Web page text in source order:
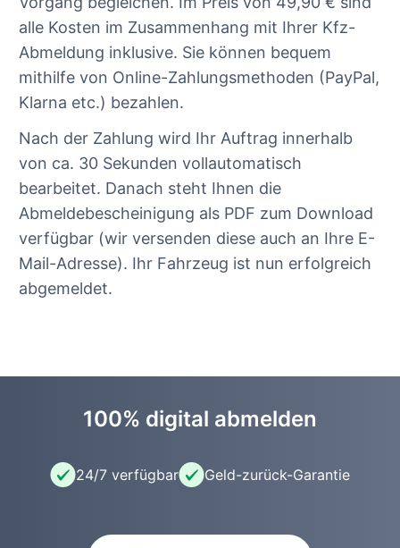
alle Kosten im Zusammenhang mit Ihrer Kfz-
Abmeldung inklusive. Sie können bequem
mithilfe von Online-Zahlungsmethoden (PayPal,
Klarna etc.) bezahlen.
Nach der Zahlung wird Ihr Auftrag innerhalb
von ca. 30 Sekunden vollautomatisch
bearbeitet. Danach steht Ihnen die
Abmeldebescheinigung als PDF zum Download
verfügbar (wir versenden diese auch an Ihre E-
Mail-Adresse). Ihr Fahrzeug ist nun erfolgreich
abgemeldet.
100% digital abmelden
24/7 verfügbar Geld-zurück-Garantie